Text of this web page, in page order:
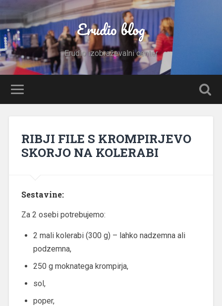
Erudio blog
Erudio izobraževalni center
RIBJI FILE S KROMPIRJEVO
SKORJO NA KOLERABI
Sestavine:
Za 2 osebi potrebujemo:
2 mali kolerabi (300 g) – lahko nadzemna ali
podzemna,
250 g moknatega krompirja,
sol,
poper,